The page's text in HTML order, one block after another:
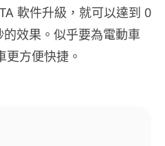
軟件升級，就可以達到 0
效果。似乎要為電動車
更方便快捷。